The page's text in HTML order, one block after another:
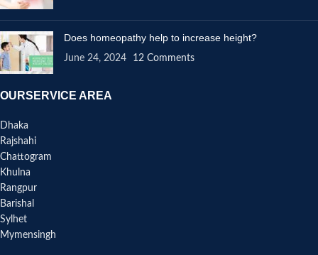
Does homeopathy help to increase height?
June 24, 2024 12 Comments
OURSERVICE AREA
Dhaka
Rajshahi
Chattogram
Khulna
Rangpur
Barishal
Sylhet
Mymensingh